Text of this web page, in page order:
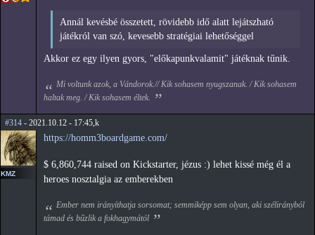
Annál kevésbé összetett, rövidebb idő alatt lejátszható
játékról van szó, kevesebb stratégiai lehetőséggel
Akkor ez egy ilyen gyors, "előkapunkvalamit" játéknak tűnik.
Mi voltunk azok, a Vándorok.// Kik sohasem nyugszanak. / Kik sohasem
haltak meg. / Kik sohasem éltek.
#314 - 2021.10.12 - 17:45,k
KMZ
https://homm3boardgame.com/
$ 6,860,744 raised on Kickstarter, jézus :) lehet kissé még él a
heroes nosztalgia az emberekben
Ember nem irányíthatja sorsomat; semmiképp sem olyan, aki szélirányból
támad és bűzlik a fokhagymától